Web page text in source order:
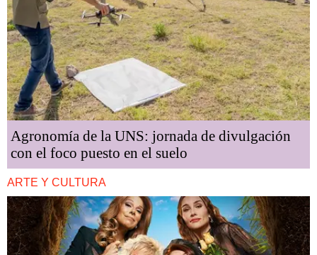
Agronomía de la UNS: jornada de divulgación
con el foco puesto en el suelo
ARTE Y CULTURA